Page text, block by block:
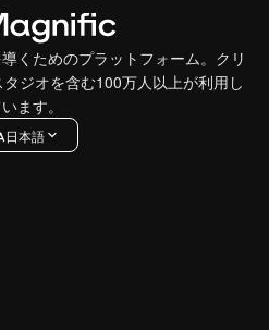
くためのプラットフォーム。クリ
ジオを含む100万人以上が利用し
ます。
日本語